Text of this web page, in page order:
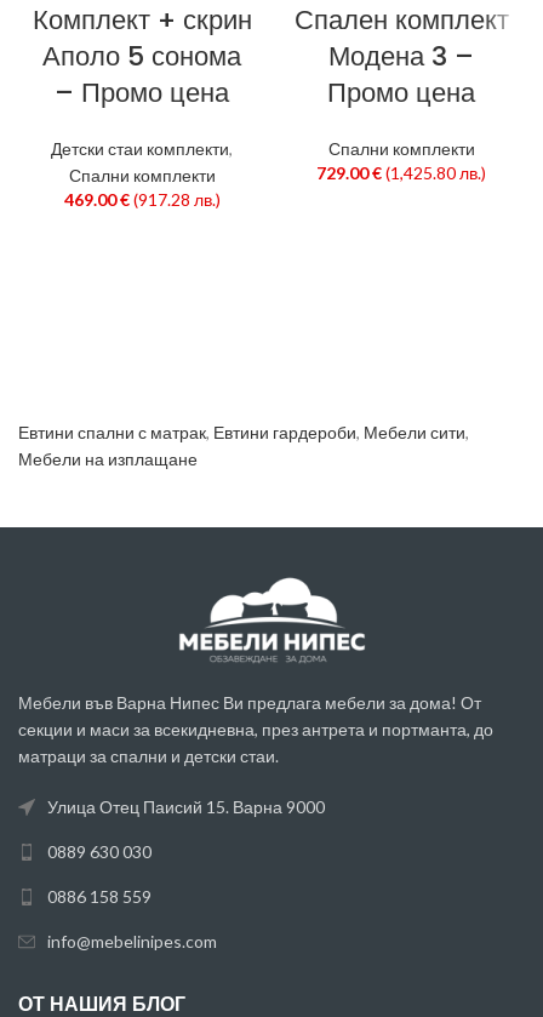
Комплект + скрин
Аполо 5 сонома
– Промо цена
Детски стаи комплекти,
Спални комплекти
469.00€ (917.28 лв.)
Спален комплект
Модена 3 –
Промо цена
Спални комплекти
729.00€(1,425.80 лв.)
Евтини спални с матрак, Евтини гардероби, Мебели сити,
Мебели на изплащане
Мебели във Варна Нипес Ви предлага мебели за дома! От
секции и маси за всекидневна, през антрета и портманта, до
матраци за спални и детски стаи.
Улица Отец Паисий 15. Варна 9000
0889 630 030
0886 158 559
info@mebelinipes.com
ОТ НАШИЯ БЛОГ